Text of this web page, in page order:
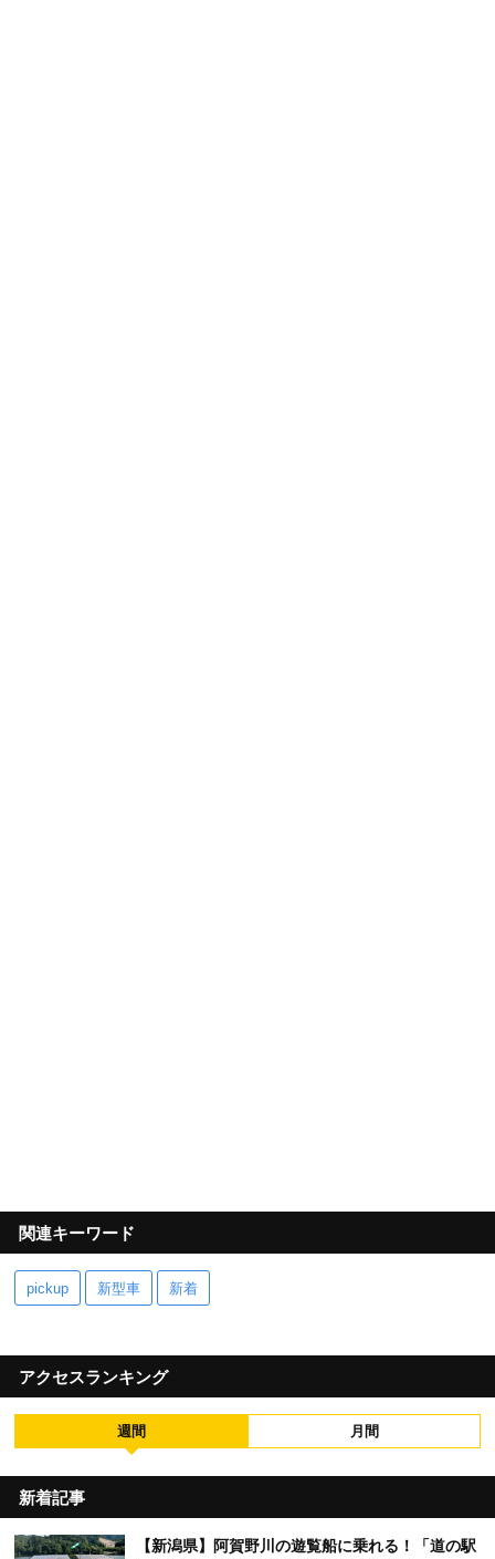
関連キーワード
pickup 新型車 新着
アクセスランキング
週間 月間
新着記事
【新潟県】阿賀野川の遊覧船に乗れる！「道の駅